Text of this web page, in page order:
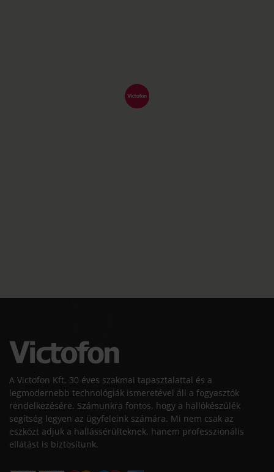
A Victofon Kft. 30 éves szakmai tapasztalattal és a
legmodernebb technológiák ismeretével áll a fogyasztók
rendelkezésére. Számunkra fontos, hogy a hallókészülék
segítség legyen az ügyfeleink számára. Mi nem csak az
eszközt adjuk a hallássérülteknek, hanem professzionális
ellátást is biztosítunk.